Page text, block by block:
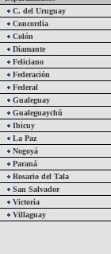
C. del Uruguay
Concordia
Colón
Diamante
Feliciano
Federación
Federal
Gualeguay
Gualeguaychú
Ibicuy
La Paz
Nogoyá
Paraná
Rosario del Tala
San Salvador
Victoria
Villaguay